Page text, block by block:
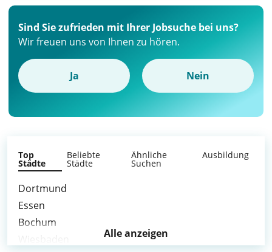
Sind Sie zufrieden mit Ihrer Jobsuche bei uns?
Wir freuen uns von Ihnen zu hören.
Ja Nein
Top
Städte
Beliebte
Städte
Ähnliche
Suchen
Ausbildung
Dortmund
Essen
Bochum
Alle anzeigen